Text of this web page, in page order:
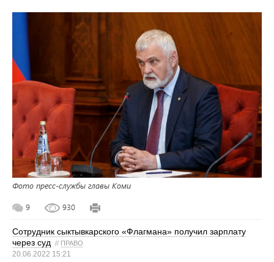
Фото пресс-службы главы Коми
9 930
Сотрудник сыктывкарского «Флагмана» получил зарплату
через суд
// ПРАВО
20.06.2022 15:21